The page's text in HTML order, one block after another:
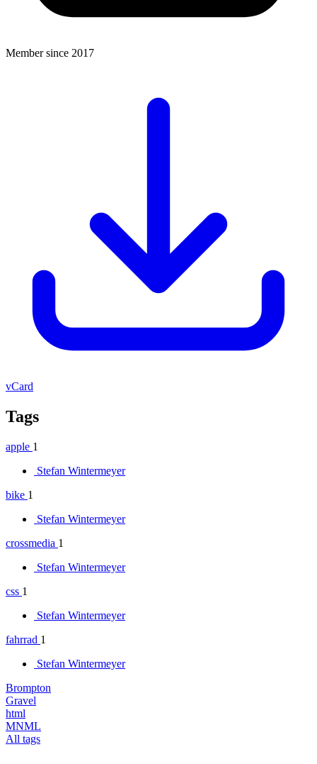
Member since 2017
vCard
Tags
apple 1
Stefan Wintermeyer
bike 1
Stefan Wintermeyer
crossmedia 1
Stefan Wintermeyer
css 1
Stefan Wintermeyer
fahrrad 1
Stefan Wintermeyer
Brompton
Gravel
html
MNML
All tags